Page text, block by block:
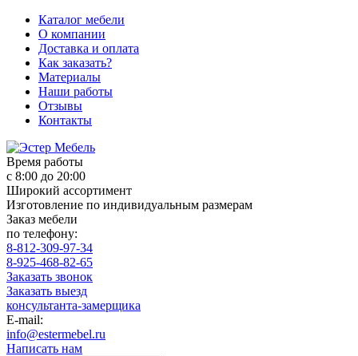
Каталог мебели
О компании
Доставка и оплата
Как заказать?
Материалы
Наши работы
Отзывы
Контакты
Время работы
с 8:00 до 20:00
Широкий ассортимент
Изготовление по индивидуальным размерам
Заказ мебели
по телефону:
8-812-309-97-34
8-925-468-82-65
Заказать звонок
Заказать выезд
консультанта-замерщика
E-mail:
info@estermebel.ru
Написать нам